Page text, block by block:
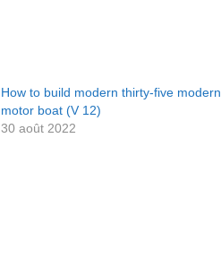
How to build modern thirty-five modern
motor boat (V 12)
30 août 2022